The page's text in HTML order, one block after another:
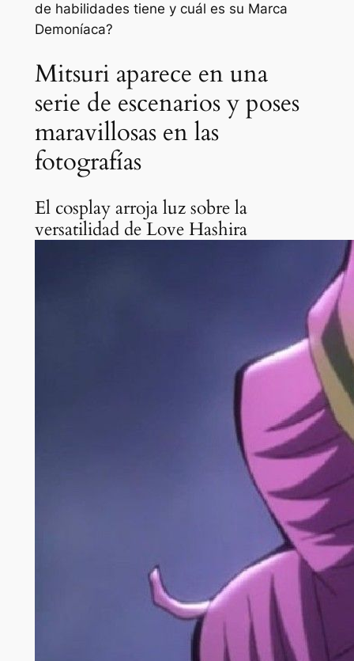
de habilidades tiene y cuál es su Marca
Demoníaca?
Mitsuri aparece en una
serie de escenarios y poses
maravillosas en las
fotografías
El cosplay arroja luz sobre la
versatilidad de Love Hashira